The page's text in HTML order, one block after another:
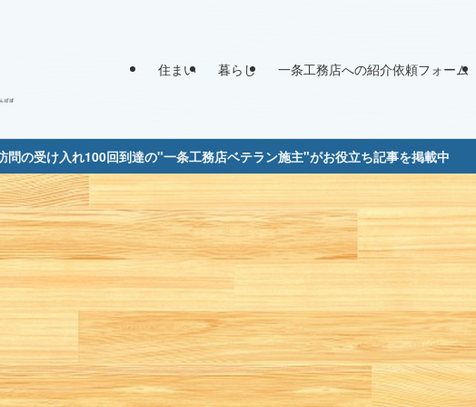
住まい 暮らし 一条工務店への紹介依頼フォーム
問の受け入れ100回到達の"一条工務店ベテラン施主"がお役立ち記事を掲載中